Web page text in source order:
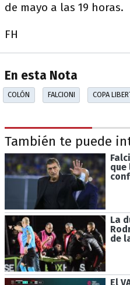
de mayo a las 19 horas.
FH
En esta Nota
COLÓN FALCIONI COPA
También te puede
que
La
de
El